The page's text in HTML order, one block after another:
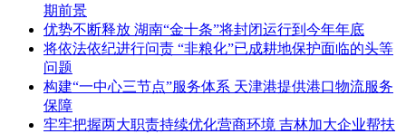
期前景
优势不断释放 湖南“金十条”将封闭运行到今年年底
将依法依纪进行问责 “非粮化”已成耕地保护面临的头等
问题
构建“一中心三节点”服务体系 天津港提供港口物流服务
保障
牢牢把握两大职责持续优化营商环境 吉林加大企业帮扶